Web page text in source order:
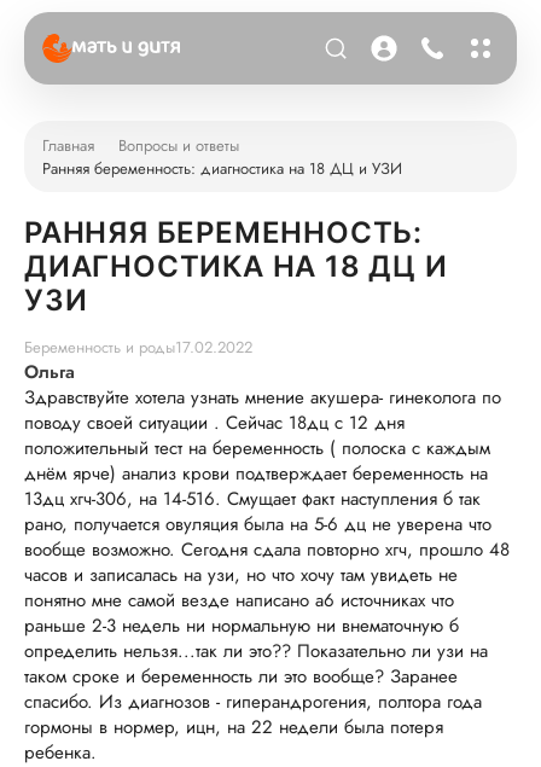
Главная
Вопросы и ответы
Ранняя беременность: диагностика на 18 ДЦ и УЗИ
РАННЯЯ БЕРЕМЕННОСТЬ:
ДИАГНОСТИКА НА 18 ДЦ И
УЗИ
Беременность и роды17.02.2022
Ольга
Здравствуйте хотела узнать мнение акушера- гинеколога по
поводу своей ситуации . Сейчас 18дц с 12 дня
положительный тест на беременность ( полоска с каждым
днём ярче) анализ крови подтверждает беременность на
13дц хгч-306, на 14-516. Смущает факт наступления б так
рано, получается овуляция была на 5-6 дц не уверена что
вообще возможно. Сегодня сдала повторно хгч, прошло 48
часов и записалась на узи, но что хочу там увидеть не
понятно мне самой везде написано а6 источниках что
раньше 2-3 недель ни нормальную ни внематочную б
определить нельзя...так ли это?? Показательно ли узи на
таком сроке и беременность ли это вообще? Заранее
спасибо. Из диагнозов - гиперандрогения, полтора года
гормоны в нормер, ицн, на 22 недели была потеря
ребенка.